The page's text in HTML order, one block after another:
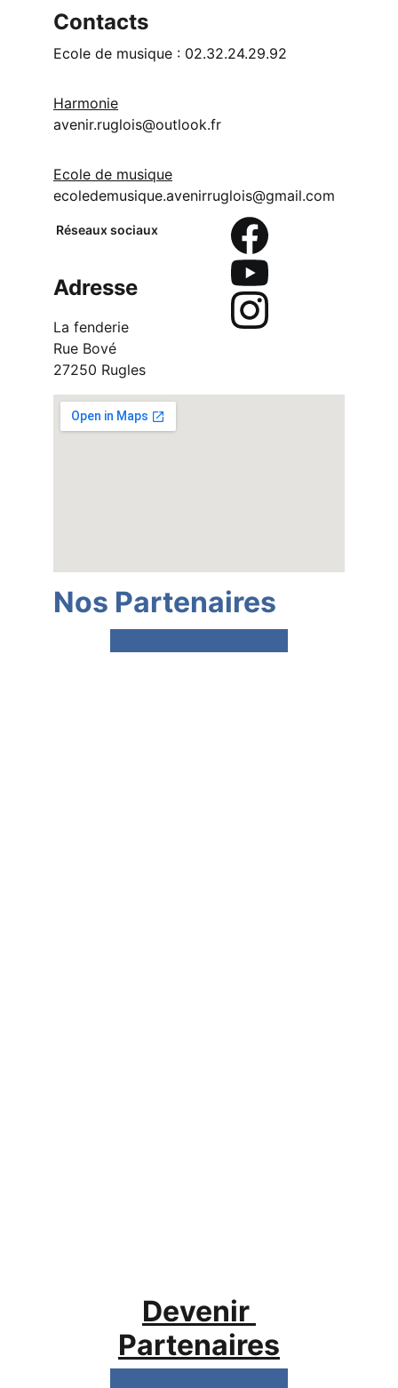
Contacts
Ecole de musique : 02.32.24.29.92
Harmonie
avenir.ruglois@outlook.fr
Ecole de musique
ecoledemusique.avenirruglois@gmail.com
Réseaux sociaux
Adresse
La fenderie
Rue Bové
27250 Rugles
Nos Partenaires
Devenir
Partenaires